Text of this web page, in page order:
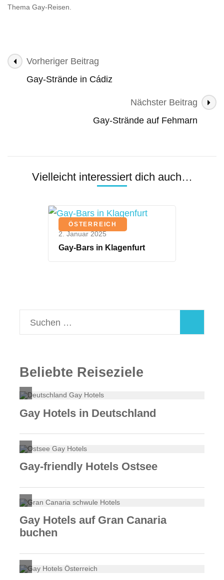
Thema Gay-Reisen.
Beitragsnavigation
Vorheriger Beitrag
Gay-Strände in Cádiz
Nächster Beitrag
Gay-Strände auf Fehmarn
Vielleicht interessiert dich auch…
ÖSTERREICH
2. Januar 2025
Gay-Bars in Klagenfurt
Suchen
nach:
Beliebte Reiseziele